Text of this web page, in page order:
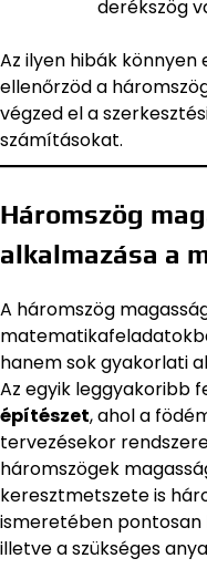
derékszög
Az ilyen hibák
ellenőrzöd a
végzed el a
számításokat.
Háromszög
alkalmazása a
A háromszög
hanem sok gyakorlati
Az egyik leggyakoribb
építészet, ahol a
tervezésekor
háromszögek
keresztmetszete is
ismeretében pontosan
illetve a szükséges